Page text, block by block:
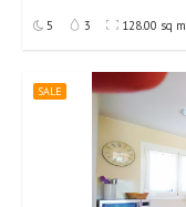
5 3 128.00 sq m
SALE